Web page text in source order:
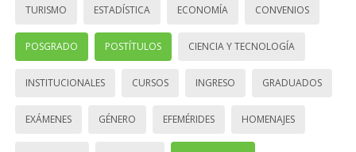
TURISMO ESTADÍSTICA ECONOMÍA CONVENIOS
POSGRADO POSTÍTULOS CIENCIA Y TECNOLOGÍA
INSTITUCIONALES CURSOS INGRESO GRADUADOS
EXÁMENES GÉNERO EFEMÉRIDES HOMENAJES